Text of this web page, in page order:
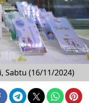
Sabtu (16/11/2024)